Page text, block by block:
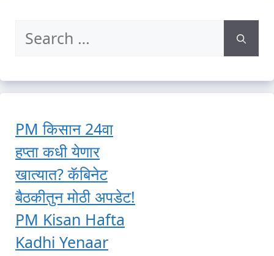
Search
PM किसान 24वा
हप्ता कधी येणार
खात्यात? कॅबिनेट
बैठकीतुन मोठी अपडेट!
PM Kisan Hafta
Kadhi Yenaar